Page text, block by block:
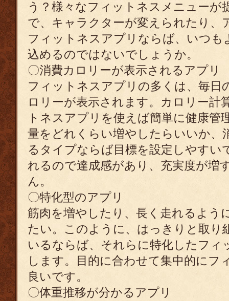
う？様々なフィットネスメニューが
で、キャラクターが変えられたり、
フィットネスアプリならば、いつも
込めるのではないでしょうか。
〇消費カロリーが表示されるアプリ
フィットネスアプリの多くは、毎日
ロリーが表示されます。カロリー計
トネスアプリを使えば簡単に健康管
量をどれくらい増やしたらいいか、
るタイプならば目標を設定しやすい
れるので達成感があり、充実度が増
ん。
〇特化型のアプリ
筋肉を増やしたり、長く走れるよう
たい。このように、はっきりと取り
いるならば、それらに特化したフィ
します。目的に合わせて集中的にフ
良いです。
〇体重推移が分かるアプリ